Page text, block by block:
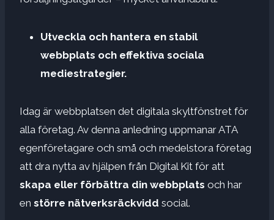
Utveckla och hantera en stabil
webbplats och effektiva sociala
mediestrategier.
Idag är webbplatsen det digitala skyltfönstret för
alla företag. Av denna anledning uppmanar ATA
egenföretagare och små och medelstora företag
att dra nytta av hjälpen från Digital Kit för att
skapa eller förbättra din webbplats och har
en större nätverksräckvidd social.